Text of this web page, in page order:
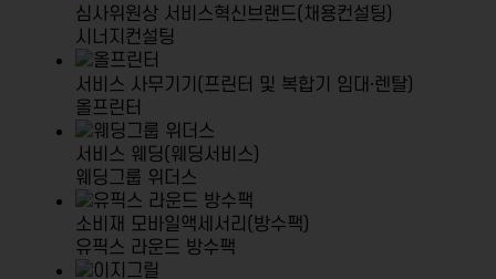
심사위원상 서비스혁신브랜드(채용컨설팅)
시너지컨설팅
서비스 사무기기(프린터 및 복합기 임대·렌탈)
올프린터
서비스 웨딩(웨딩서비스)
웨딩그룹 위더스
소비재 모바일액세서리(방수팩)
유픽스 라운드 방수팩